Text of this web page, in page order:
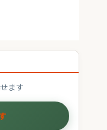
ます